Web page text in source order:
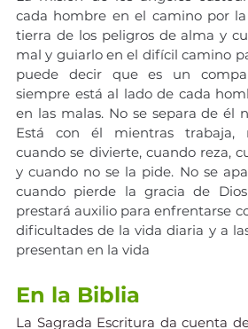
cada hombre en el camino por
tierra de los peligros de alma y
mal y guiarlo en el difícil camino
puede decir que es un
siempre está al lado de cada
en las malas. No se separa de él
Está con él mientras trabaja,
cuando se divierte, cuando reza,
y cuando no se la pide. No se
cuando pierde la gracia de
prestará auxilio para enfrentarse
dificultades de la vida diaria y a
presentan en la vida
En la Biblia
La Sagrada Escritura da cuenta